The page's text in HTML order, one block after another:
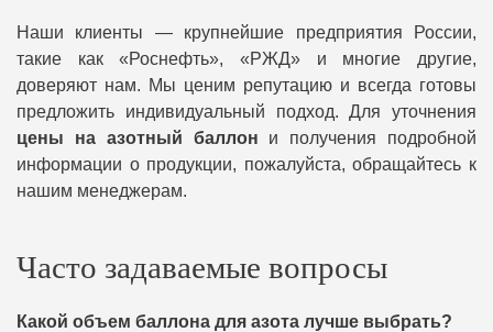
Наши клиенты — крупнейшие предприятия России,
такие как «Роснефть», «РЖД» и многие другие,
доверяют нам. Мы ценим репутацию и всегда готовы
предложить индивидуальный подход. Для уточнения
цены на азотный баллон и получения подробной
информации о продукции, пожалуйста, обращайтесь к
нашим менеджерам.
Часто задаваемые вопросы
Какой объем баллона для азота лучше выбрать?